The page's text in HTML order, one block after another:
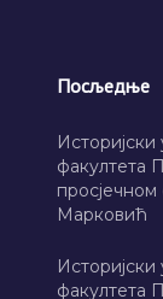
Посљедње
Историјски
факултета
Марковић
Историјски
факултета